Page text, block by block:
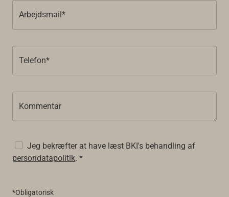
Arbejdsmail*
Telefon*
Kommentar
Jeg bekræfter at have læst BKI's behandling af
persondatapolitik. *
*Obligatorisk